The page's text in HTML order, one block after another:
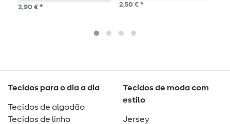
2,90 € * 2,50 € *
Tecidos para o dia a dia
Tecidos de algodão
Tecidos de linho
Tecidos de moda com
estilo
Jersey